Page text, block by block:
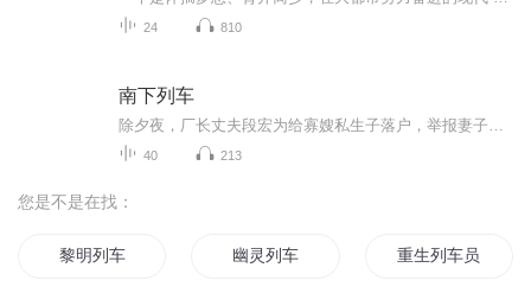
24 810
南下列车
40 213
您是不是在找：
黎明列车 幽灵列车 重生列车员修仙录